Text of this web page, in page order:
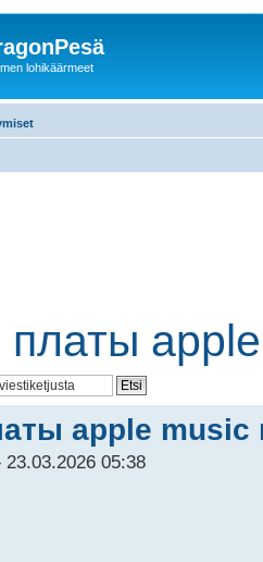
lohikäärmeet
платы
apple music
23.03.2026 05:38